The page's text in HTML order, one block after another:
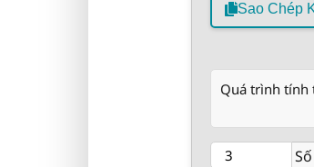
Sao Chép
Quá trình tính